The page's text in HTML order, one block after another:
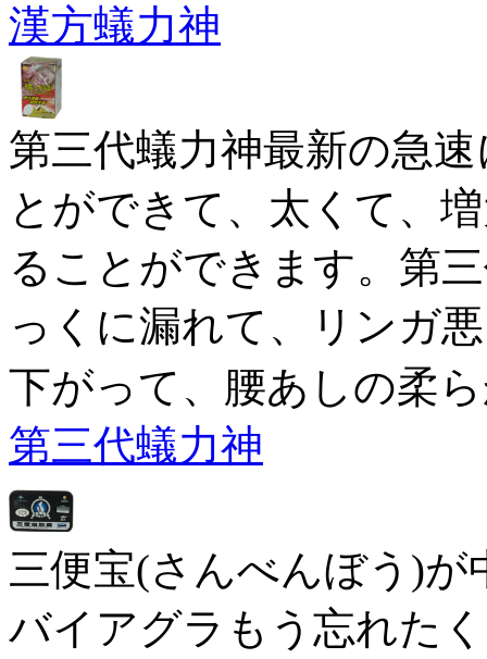
漢方蟻力神
第三代蟻力神最新の急
とができて、太くて、
ることができます。第
っくに漏れて、リンガ
下がって、腰あしの柔
第三代蟻力神
三便宝(さんべんぼう)が
バイアグラもう忘れた